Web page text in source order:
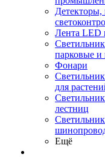
Лента LED
парковые и
Фонари
для
лестниц
Ещё